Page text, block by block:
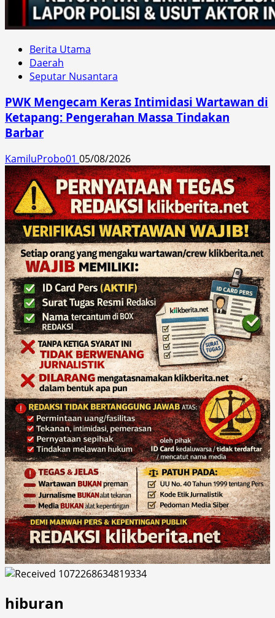
Berita Utama
Daerah
Seputar Nusantara
PWK Mengecam Keras Intimidasi Wartawan di
Ketapang: Pengerahan Massa Tindakan
Barbar
KamiluProbo01 05/08/2026
hiburan